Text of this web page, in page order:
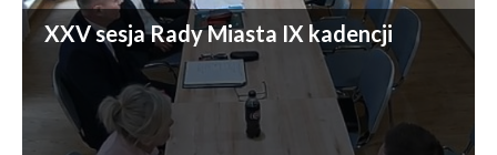
XXV sesja Rady Miasta IX kadencji